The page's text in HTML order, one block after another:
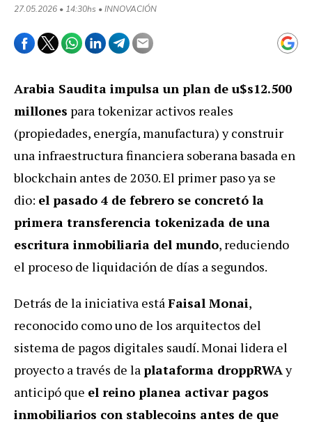
27.05.2026 • 14:30hs • INNOVACIÓN
Arabia Saudita impulsa un plan de u$s12.500
millones para tokenizar activos reales
(propiedades, energía, manufactura) y construir
una infraestructura financiera soberana basada en
blockchain antes de 2030. El primer paso ya se
dio: el pasado 4 de febrero se concretó la
primera transferencia tokenizada de una
escritura inmobiliaria del mundo, reduciendo
el proceso de liquidación de días a segundos.
Detrás de la iniciativa estáFaisal Monai,
reconocido como uno de los arquitectos del
sistema de pagos digitales saudí. Monai lidera el
proyecto a través de laplataforma droppRWAy
anticipó que el reino planea activar pagos
inmobiliarios con stablecoins antes de que